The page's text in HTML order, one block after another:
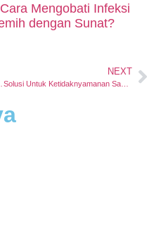
Mengobati Infeksi
dengan Sunat?
NEXT
Solusi Untuk Ketidaknyamanan Saat Mengendarai Kendaraan